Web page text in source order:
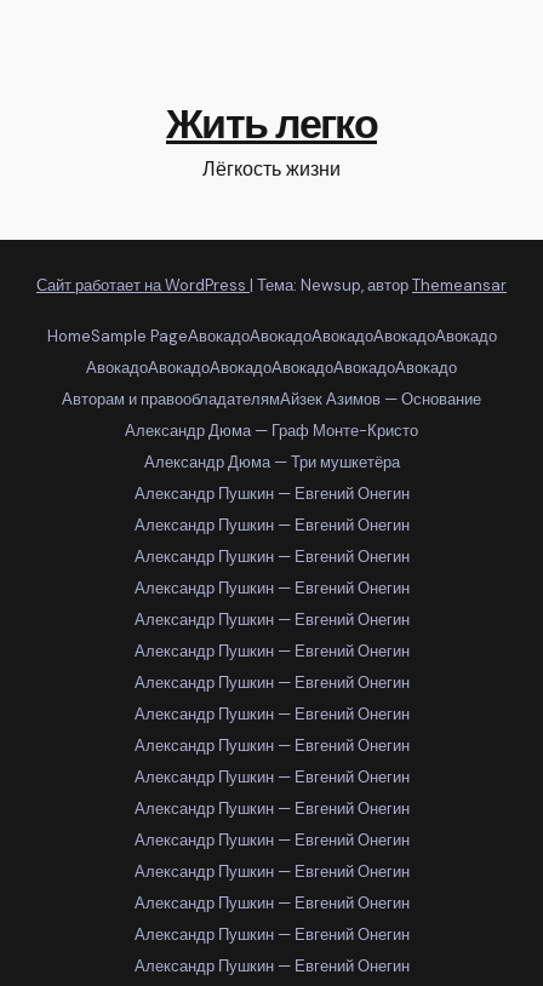
Жить легко
Лёгкость жизни
Сайт работает на WordPress | Тема: Newsup, авторThemeansar
HomeSample PageАвокадоАвокадоАвокадоАвокадоАвокадо
АвокадоАвокадоАвокадоАвокадоАвокадоАвокадо
Авторам и правообладателямАйзек Азимов — Основание
Александр Дюма — Граф Монте-Кристо
Александр Дюма — Три мушкетёра
Александр Пушкин — Евгений Онегин
Александр Пушкин — Евгений Онегин
Александр Пушкин — Евгений Онегин
Александр Пушкин — Евгений Онегин
Александр Пушкин — Евгений Онегин
Александр Пушкин — Евгений Онегин
Александр Пушкин — Евгений Онегин
Александр Пушкин — Евгений Онегин
Александр Пушкин — Евгений Онегин
Александр Пушкин — Евгений Онегин
Александр Пушкин — Евгений Онегин
Александр Пушкин — Евгений Онегин
Александр Пушкин — Евгений Онегин
Александр Пушкин — Евгений Онегин
Александр Пушкин — Евгений Онегин
Александр Пушкин — Евгений Онегин